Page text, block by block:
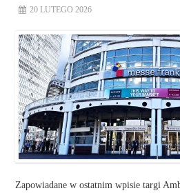
PROEXIO
KONTAKT
20 LUTEGO 2026
Zapowiadane w ostatnim wpisie targi